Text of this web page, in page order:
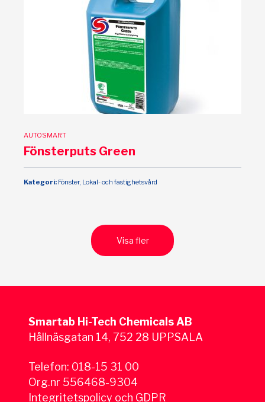
AUTOSMART
Fönsterputs Green
Kategori: Fönster, Lokal- och fastighetsvård
Visa fler
Smartab Hi-Tech Chemicals AB
Hållnäsgatan 14, 752 28 UPPSALA
Telefon: 018-15 31 00
Org.nr 556468-9304
Integritetspolicy och GDPR